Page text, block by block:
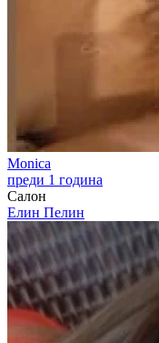
Monica
преди 1 година
Салон
Елин Пелин